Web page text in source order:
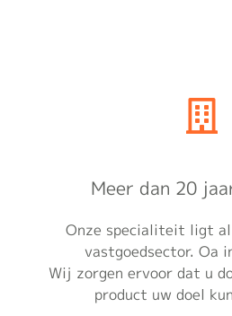
Meer dan 20
Onze specialiteit ligt
vastgoedsector. Oa
Wij zorgen ervoor dat u
product uw doel